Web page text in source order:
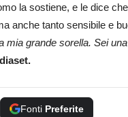
la sostiene, e le dice
anche tanto sensibile e
mia grande sorella. Sei
Fonti Preferite